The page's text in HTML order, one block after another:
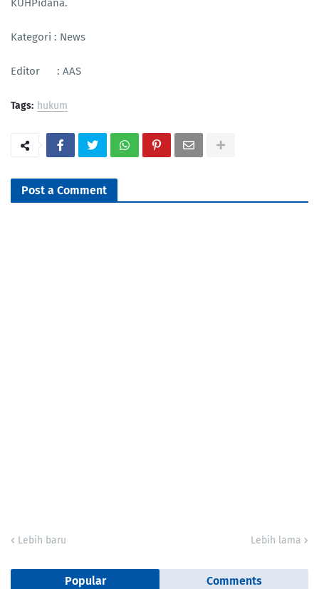
KUHPidana.
Kategori : News
Editor : AAS
Tags: hukum
Post a Comment
Lebih baru Lebih lama
Popular Comments